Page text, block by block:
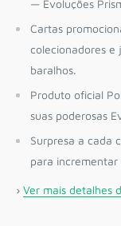
— Evoluções
Cartas
colecionadores e
baralhos.
Produto oficial
suas poderosas
Surpresa a cada
para incrementar
› Ver mais detalhes